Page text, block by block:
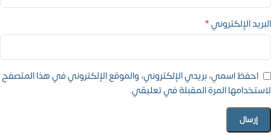
البريد الإلكتروني*
احفظ اسمي، بريدي الإلكتروني، والموقع الإلكتروني في هذا المتصفح
لاستخدامها المرة المقبلة في تعليقي.